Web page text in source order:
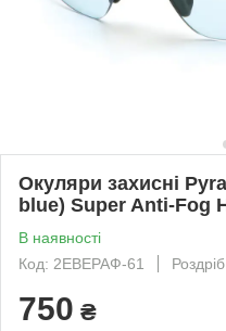
Окуляри захисні
blue) Super Anti-Fog
В наявності
Код: 2ЕВЕРАФ-61
Роздріб
750 ₴